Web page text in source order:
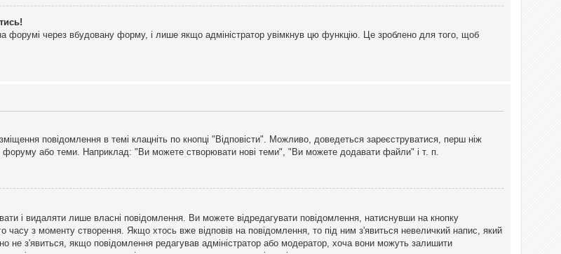
форумі через вбудовану форму, і лише якщо адміністратор увімкнув цю функцію. Це зроблено для того, щоб
повідомлення в темі клацніть по кнопці "Відповісти". Можливо, доведеться зареєструватися, перш ніж
форуму або теми. Наприклад: "Ви можете створювати нові теми", "Ви можете додавати файли" і т. п.
і видаляти лише власні повідомлення. Ви можете відредагувати повідомлення, натиснувши на кнопку
часу з моменту створення. Якщо хтось вже відповів на повідомлення, то під ним з'явиться невеличкий напис, який
не з'явиться, якщо повідомлення редагував адміністратор або модератор, хоча вони можуть залишити